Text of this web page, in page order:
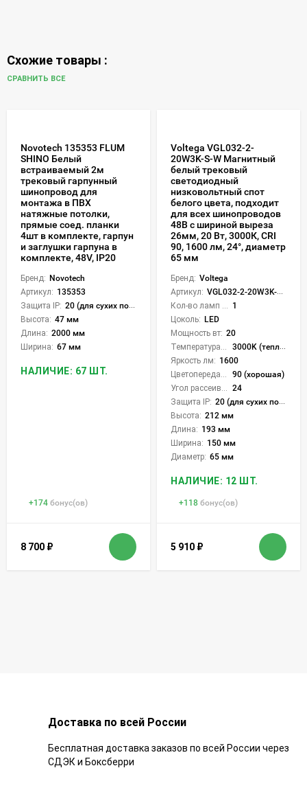
Схожие товары :
СРАВНИТЬ ВСЕ
Novotech 135353 FLUM
SHINO Белый
встраиваемый 2м
трековый гарпунный
шинопровод для
монтажа в ПВХ
натяжные потолки,
прямые соед. планки
4шт в комплекте, гарпун
и заглушки гарпуна в
комплекте, 48V, IP20
Бренд: Novotech
Артикул: 135353
Защита IP: 20 (для сухих пом.)
Высота: 47 мм
Длина: 2000 мм
Ширина: 67 мм
НАЛИЧИЕ: 67 ШТ.
+174 бонус(ов)
8 700 ₽
Voltega VGL032-2-
20W3K-S-W Магнитный
белый трековый
светодиодный
низковольтный спот
белого цвета, подходит
для всех шинопроводов
48В с шириной выреза
26мм, 20 Вт, 3000К, CRI
90, 1600 лм, 24°, диаметр
65 мм
Бренд: Voltega
Артикул: VGL032-2-20W3K-S-W
Кол-во ламп или LED: 1
Цоколь: LED
Мощность вт: 20
Температура света:
3000K (теплый)
Яркость лм: 1600
Цветопередача (CRI):
90 (хорошая)
Угол рассеивания света °: 24
Защита IP: 20 (для сухих пом.)
Высота: 212 мм
Длина: 193 мм
Ширина: 150 мм
Диаметр: 65 мм
НАЛИЧИЕ: 12 ШТ.
+118 бонус(ов)
5 910 ₽
Доставка по всей России
Бесплатная доставка заказов по всей России через
СДЭК и Боксберри